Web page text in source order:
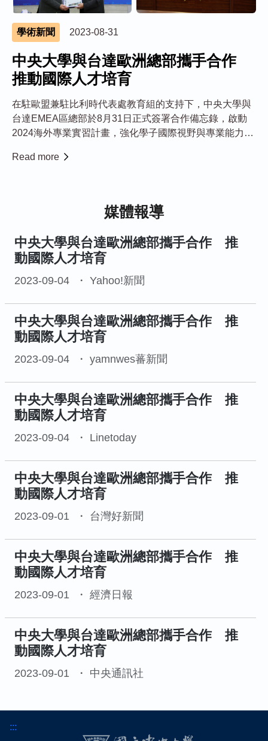
學術新聞 2023-08-31
中央大學與台達歐洲總部攜手合作
推動國際人才培育
在駐歐盟兼駐比利時代表處教育組的支持下，中央大學與
台達EMEA區總部於8月31日正式簽署合作備忘錄，啟動
2024海外專業實習計畫，強化學子國際視野與專業能力。
於荷蘭Hoofddorp的EMEA（歐洲、中東及非洲）區總
Read more
媒體報導
中央大學與台達歐洲總部攜手合作 推
動國際人才培育
2023-09-04 Yahoo!新聞
中央大學與台達歐洲總部攜手合作 推
動國際人才培育
2023-09-04 yamnwes蕃新聞
中央大學與台達歐洲總部攜手合作 推
動國際人才培育
2023-09-04 Linetoday
中央大學與台達歐洲總部攜手合作 推
動國際人才培育
2023-09-01 台灣好新聞
中央大學與台達歐洲總部攜手合作 推
動國際人才培育
2023-09-01 經濟日報
中央大學與台達歐洲總部攜手合作 推
動國際人才培育
2023-09-01 中央通訊社
:::